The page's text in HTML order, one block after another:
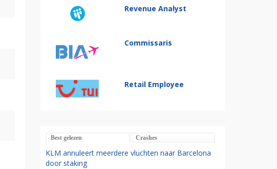
Revenue Analyst
Commissaris
Retail Employee
Best gelezen Crashes
KLM annuleert meerdere vluchten naar Barcelona
door staking